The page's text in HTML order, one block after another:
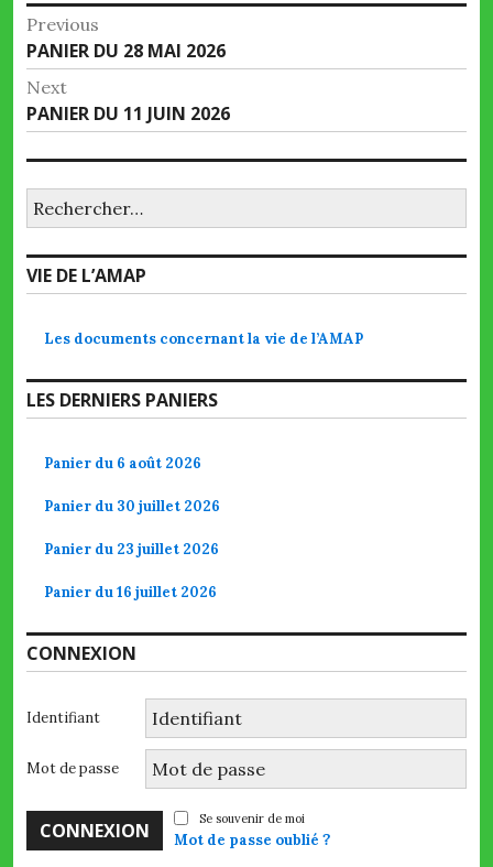
Navigation
de
l’article
Previous
Previous
post:
PANIER DU 28 MAI 2026
Next
Next
post:
PANIER DU 11 JUIN 2026
VIE DE L’AMAP
Les documents concernant la vie de l’AMAP
LES DERNIERS PANIERS
Panier du 6 août 2026
Panier du 30 juillet 2026
Panier du 23 juillet 2026
Panier du 16 juillet 2026
CONNEXION
Identifiant
Mot de passe
Se souvenir de moi
Mot de passe oublié ?